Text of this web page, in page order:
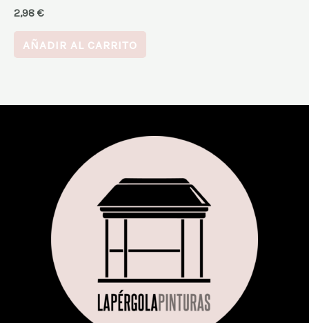
2,98 €
AÑADIR AL CARRITO